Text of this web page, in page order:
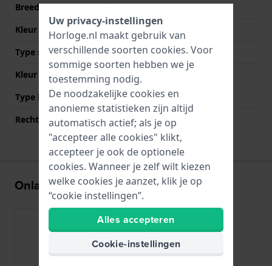
Breedte bandaanzet
14 mm
Kleur Band
Zilver
Type sluiting
Vouwsluiting
Kleur sluiting
Type bevestiging
Stalen pennen
Rechte bandaanzet
Nee
Onlangs bekeken
Uw privacy-instellingen
Horloge.nl maakt gebruik van
verschillende soorten cookies. Voor
sommige soorten hebben we je
toestemming nodig.
De noodzakelijke cookies en
anonieme statistieken zijn altijd
automatisch actief; als je op
"accepteer alle cookies" klikt,
accepteer je ook de optionele
cookies. Wanneer je zelf wilt kiezen
welke cookies je aanzet, klik je op
“cookie instellingen”.
Alles accepteren
Cookie-instellingen